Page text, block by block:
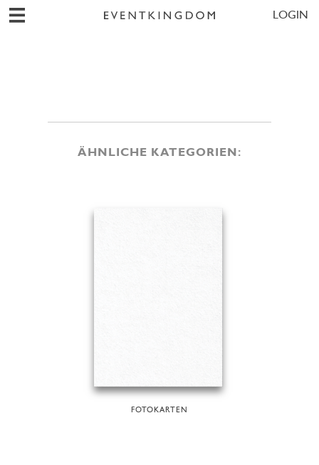
LOGIN
ÄHNLICHE KATEGORIEN:
FOTOKARTEN